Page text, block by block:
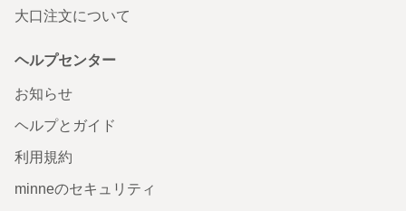
大口注文について
ヘルプセンター
お知らせ
ヘルプとガイド
利用規約
minneのセキュリティ